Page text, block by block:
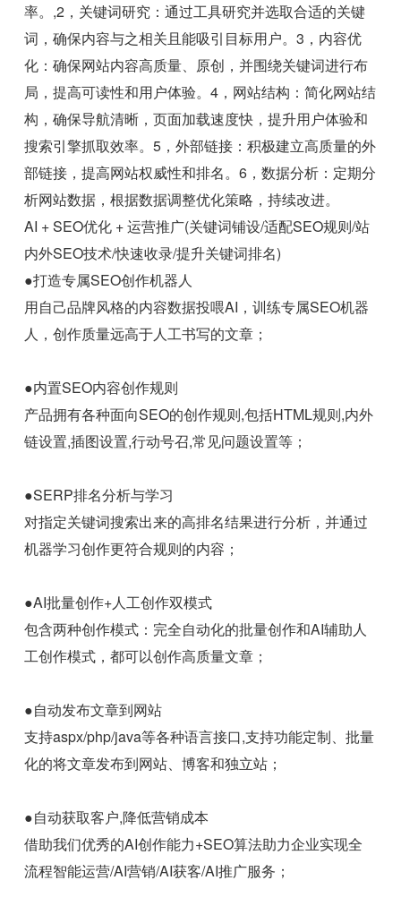
率。,2，关键词研究：通过工具研究并选取合适的关键
词，确保内容与之相关且能吸引目标用户。3，内容优
化：确保网站内容高质量、原创，并围绕关键词进行布
局，提高可读性和用户体验。4，网站结构：简化网站结
构，确保导航清晰，页面加载速度快，提升用户体验和
搜索引擎抓取效率。5，外部链接：积极建立高质量的外
部链接，提高网站权威性和排名。6，数据分析：定期分
析网站数据，根据数据调整优化策略，持续改进。
AI + SEO优化 + 运营推广(关键词铺设/适配SEO规则/站
内外SEO技术/快速收录/提升关键词排名)
●打造专属SEO创作机器人
用自己品牌风格的内容数据投喂AI，训练专属SEO机器
人，创作质量远高于人工书写的文章；
●内置SEO内容创作规则
产品拥有各种面向SEO的创作规则,包括HTML规则,内外
链设置,插图设置,行动号召,常见问题设置等；
●SERP排名分析与学习
对指定关键词搜索出来的高排名结果进行分析，并通过
机器学习创作更符合规则的内容；
●AI批量创作+人工创作双模式
包含两种创作模式：完全自动化的批量创作和AI辅助人
工创作模式，都可以创作高质量文章；
●自动发布文章到网站
支持aspx/php/java等各种语言接口,支持功能定制、批量
化的将文章发布到网站、博客和独立站；
●自动获取客户,降低营销成本
借助我们优秀的AI创作能力+SEO算法助力企业实现全
流程智能运营/AI营销/AI获客/AI推广服务；